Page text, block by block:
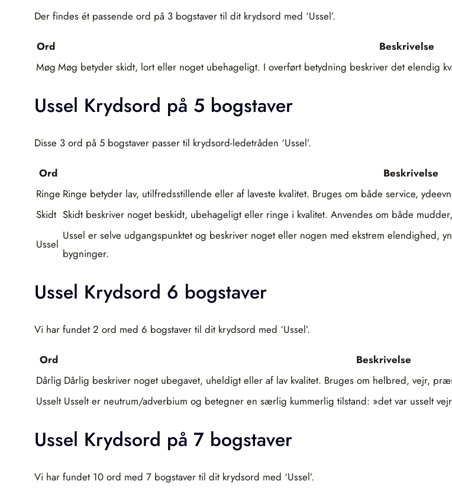
Der findes ét passende ord på 3 bogstaver til dit krydsord med ‘Ussel’.
Ord
Beskrivelse
Møg Møg betyder skidt, lort eller noget ubehageligt. I overført betydning beskriver det elendig
Ussel Krydsord på 5 bogstaver
Disse 3 ord på 5 bogstaver passer til krydsord-ledetråden ‘Ussel’.
Ord
Beskrivelse
Ringe Ringe betyder lav, utilfredsstillende eller af laveste kvalitet. Bruges om både service,
Skidt Skidt beskriver noget beskidt, ubehageligt eller ringe i kvalitet. Anvendes om både
Ussel
Ussel er selve udgangspunktet og beskriver noget eller nogen med ekstrem elendighed,
bygninger.
Ussel Krydsord 6 bogstaver
Vi har fundet 2 ord med 6 bogstaver til dit krydsord med ‘Ussel’.
Ord
Beskrivelse
Dårlig Dårlig beskriver noget ubegavet, uheldigt eller af lav kvalitet. Bruges om helbred, vejr,
Usselt Usselt er neutrum/adverbium og betegner en særlig kummerlig tilstand: »det var usselt
Ussel Krydsord på 7 bogstaver
Vi har fundet 10 ord med 7 bogstaver til dit krydsord med ‘Ussel’.